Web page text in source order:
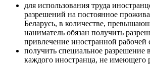
для использования труда
разрешений на постоянное
Беларусь, в количестве,
наниматель обязан получить
привлечение иностранной рабочей
получить специальное разрешение
каждого иностранца, не имеющего